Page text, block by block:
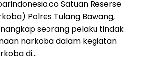
Satuan Reserse
Polres Tulang Bawang,
seorang pelaku tindak
narkoba dalam kegiatan
di…